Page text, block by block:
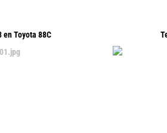
en Toyota 88C